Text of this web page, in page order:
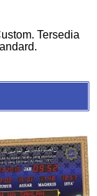
Tersedia